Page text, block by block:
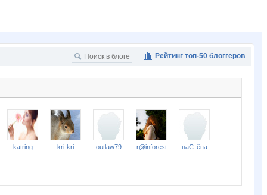
Рейтинг топ-50 блоггеров
katring kri-kri outlaw79 r@inforest наСтёпа